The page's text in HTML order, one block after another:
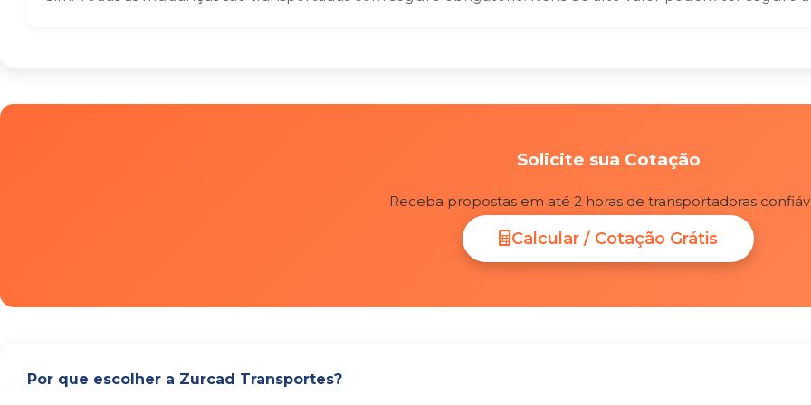
Solicite sua Cotação
Receba propostas em até 2 horas de transportadoras
Calcular / Cotação Grátis
Por que escolher a Zurcad Transportes?